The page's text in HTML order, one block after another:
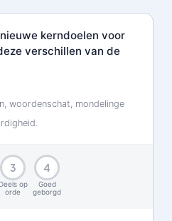
kerndoelen voor
verschillen van de
woordenschat, mondelinge
3
Deels op
orde
4
Goed
geborgd